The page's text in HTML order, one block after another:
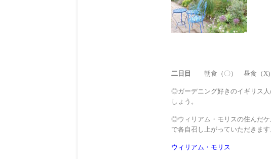
二日目 朝食（〇） 昼食（
◎ガーデニング好きのイギリス人
しょう。
◎ウィリアム・モリスの住んだ
で各自召し上がっていただきます
ウィリアム・モリス